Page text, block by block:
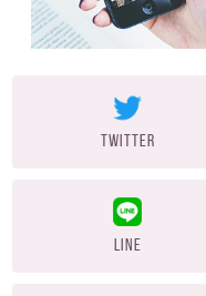
TWITTER
LINE